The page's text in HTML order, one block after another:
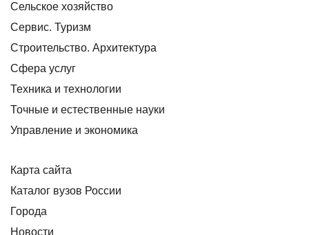
Сельское хозяйство
Сервис. Туризм
Строительство. Архитектура
Сфера услуг
Техника и технологии
Точные и естественные науки
Управление и экономика
Карта сайта
Каталог вузов России
Города
Новости